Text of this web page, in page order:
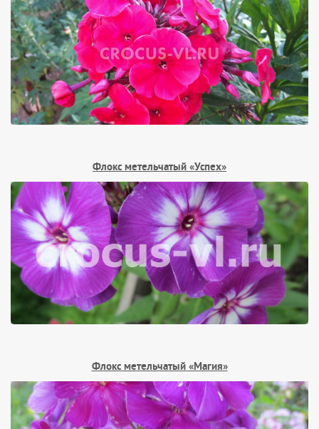
Флокс метельчатый «Успех»
Флокс метельчатый «Магия»